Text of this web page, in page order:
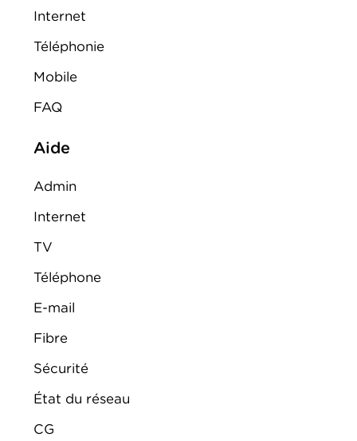
Internet
Téléphonie
Mobile
FAQ
Aide
Admin
Internet
TV
Téléphone
E-mail
Fibre
Sécurité
État du réseau
CG